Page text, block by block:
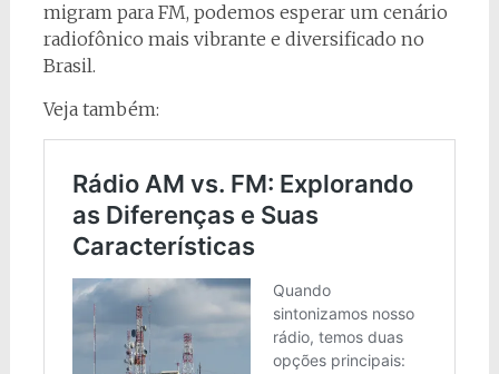
migram para FM, podemos esperar um cenário
radiofônico mais vibrante e diversificado no
Brasil.
Veja também: